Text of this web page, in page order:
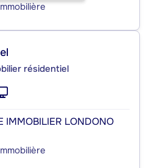
résidentiel
IMMOBILIER LONDONO